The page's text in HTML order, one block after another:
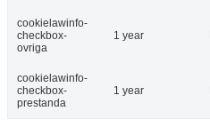
cookielawinfo-
checkbox-
ovriga
1 year
cookielawinfo-
checkbox-
prestanda
1 year